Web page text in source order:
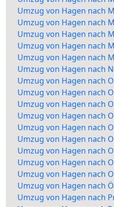
Umzug von Hagen nach
Umzug von Hagen nach
Umzug von Hagen nach
Umzug von Hagen nach
Umzug von Hagen nach
Umzug von Hagen nach
Umzug von Hagen nach
Umzug von Hagen nach
Umzug von Hagen nach
Umzug von Hagen nach
Umzug von Hagen nach
Umzug von Hagen nach
Umzug von Hagen nach
Umzug von Hagen nach
Umzug von Hagen nach
Umzug von Hagen nach
Umzug von Hagen nach